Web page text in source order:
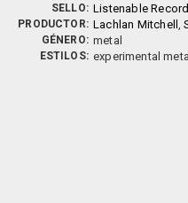
SELLO: Listenable
PRODUCTOR: Lachlan Mitchell,
GÉNERO: metal
ESTILOS: experimental